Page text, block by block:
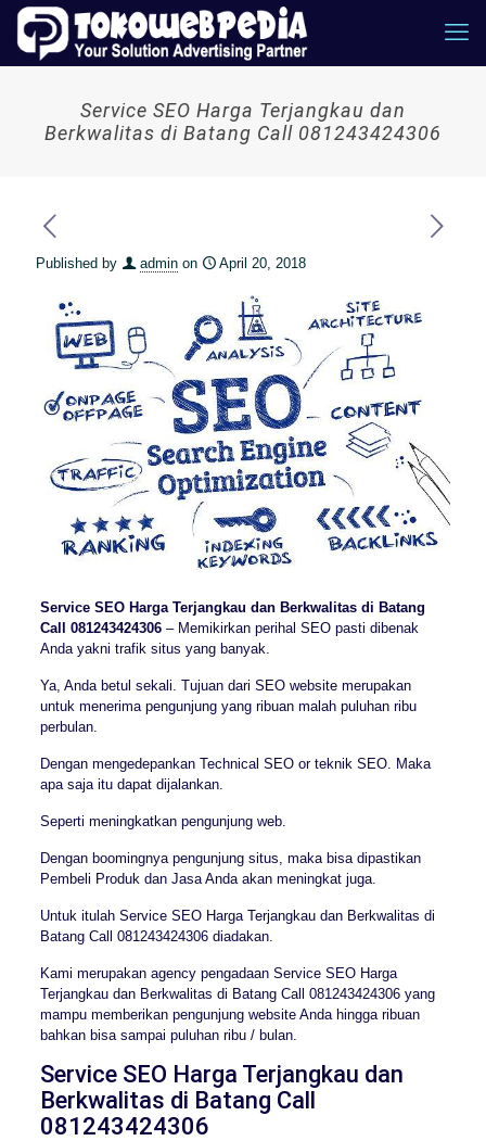
Service SEO Harga Terjangkau dan
Berkwalitas di Batang Call 081243424306
Published by admin on April 20, 2018
Service SEO Harga Terjangkau dan Berkwalitas di Batang
Call 081243424306– Memikirkan perihal SEO pasti dibenak
Anda yakni trafik situs yang banyak.
Ya, Anda betul sekali. Tujuan dari SEO website merupakan
untuk menerima pengunjung yang ribuan malah puluhan ribu
perbulan.
Dengan mengedepankan Technical SEO or teknik SEO. Maka
apa saja itu dapat dijalankan.
Seperti meningkatkan pengunjung web.
Dengan boomingnya pengunjung situs, maka bisa dipastikan
Pembeli Produk dan Jasa Anda akan meningkat juga.
Untuk itulah Service SEO Harga Terjangkau dan Berkwalitas di
Batang Call 081243424306 diadakan.
Kami merupakan agency pengadaan Service SEO Harga
Terjangkau dan Berkwalitas di Batang Call 081243424306 yang
mampu memberikan pengunjung website Anda hingga ribuan
bahkan bisa sampai puluhan ribu / bulan.
Service SEO Harga Terjangkau dan
Berkwalitas di Batang Call
081243424306